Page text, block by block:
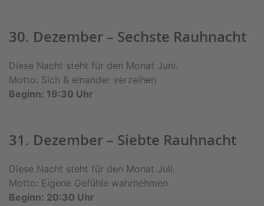
30. Dezember – Sechste Rauhnacht
Diese Nacht steht für den Monat Juni.
Motto: Sich & einander verzeihen
Beginn: 19:30 Uhr
31. Dezember – Siebte Rauhnacht
Diese Nacht steht für den Monat Juli.
Motto: Eigene Gefühle wahrnehmen
Beginn: 20:30 Uhr